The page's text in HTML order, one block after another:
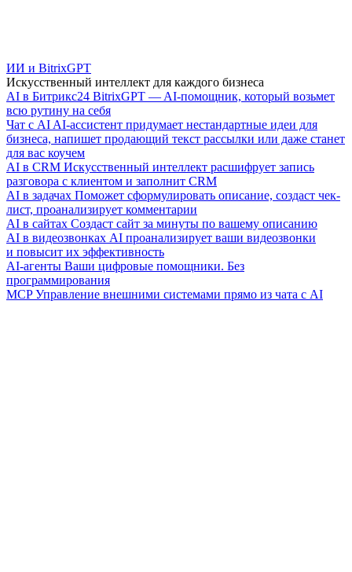
ИИ и BitrixGPT
Искусственный интеллект для каждого бизнеса
AI в Битрикс24 BitrixGPT — AI-помощник, который возьмет
всю рутину на себя
Чат с AI AI-ассистент придумает нестандартные идеи для
бизнеса, напишет продающий текст рассылки или даже станет
для вас коучем
AI в CRM Искусственный интеллект расшифрует запись
разговора с клиентом и заполнит CRM
AI в задачах Поможет сформулировать описание, создаст чек-
лист, проанализирует комментарии
AI в сайтах Создаст сайт за минуты по вашему описанию
AI в видеозвонках AI проанализирует ваши видеозвонки
и повысит их эффективность
AI-агенты Ваши цифровые помощники. Без
программирования
MCP Управление внешними системами прямо из чата с AI